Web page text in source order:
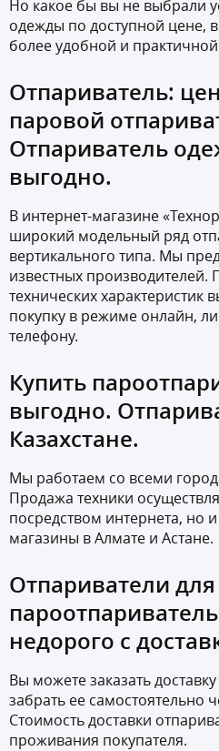
Но какое бы вы не выбрали
одежды по доступной цене,
более удобной и
Отпариватель:
паровой
Отпариватель
выгодно.
В интернет-магазине
широкий модельный ряд
вертикального типа. Мы
известных производителей.
технических
покупку в режиме онлайн,
телефону.
Купить
выгодно.
Казахстане.
Мы работаем со всеми
Продажа техники
посредством интернета, но
магазины в Алмате и Астане.
Отпариватели
недорого с
Вы можете заказать
забрать ее самостоятельно
Стоимость доставки
проживания покупателя.